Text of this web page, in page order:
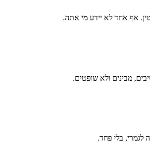
אף אחד לא יידע מי אתה.
מבינים ולא שופטים.
לגמרי, בלי פחד.